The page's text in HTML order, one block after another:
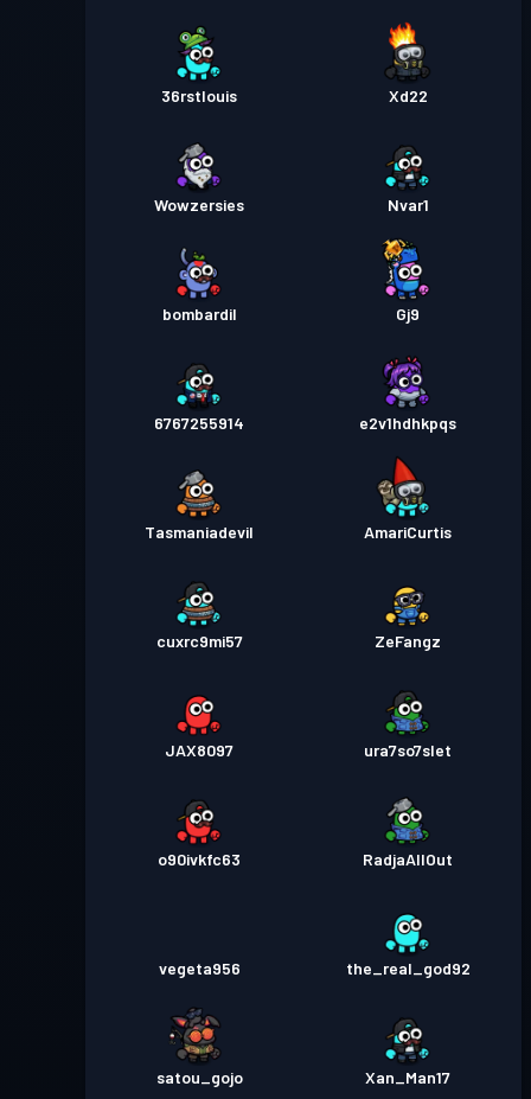
36rstlouis Xd22
Wowzersies Nvar1
bombardil Gj9
6767255914 e2v1hdhkpqs
Tasmaniadevil AmariCurtis
cuxrc9mi57 ZeFangz
JAX8097 ura7so7slet
o90ivkfc63 RadjaAllOut
vegeta956 the_real_god92
satou_gojo Xan_Man17